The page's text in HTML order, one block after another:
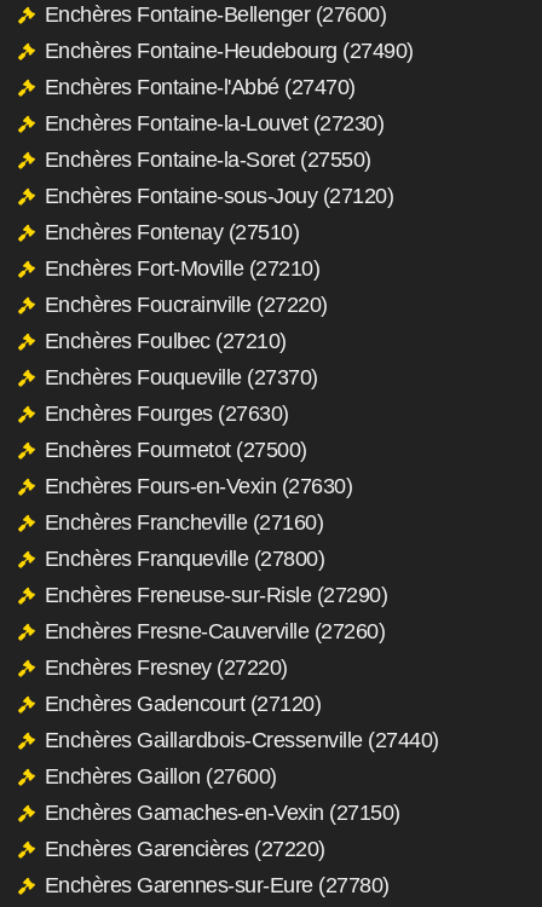
Enchères Fontaine-Bellenger (27600)
Enchères Fontaine-Heudebourg (27490)
Enchères Fontaine-l'Abbé (27470)
Enchères Fontaine-la-Louvet (27230)
Enchères Fontaine-la-Soret (27550)
Enchères Fontaine-sous-Jouy (27120)
Enchères Fontenay (27510)
Enchères Fort-Moville (27210)
Enchères Foucrainville (27220)
Enchères Foulbec (27210)
Enchères Fouqueville (27370)
Enchères Fourges (27630)
Enchères Fourmetot (27500)
Enchères Fours-en-Vexin (27630)
Enchères Francheville (27160)
Enchères Franqueville (27800)
Enchères Freneuse-sur-Risle (27290)
Enchères Fresne-Cauverville (27260)
Enchères Fresney (27220)
Enchères Gadencourt (27120)
Enchères Gaillardbois-Cressenville (27440)
Enchères Gaillon (27600)
Enchères Gamaches-en-Vexin (27150)
Enchères Garencières (27220)
Enchères Garennes-sur-Eure (27780)